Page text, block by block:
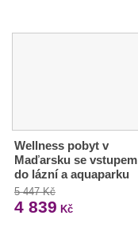
Wellness pobyt v
Maďarsku se vstupem
do lázní a aquaparku
5 447 Kč
4 839 Kč